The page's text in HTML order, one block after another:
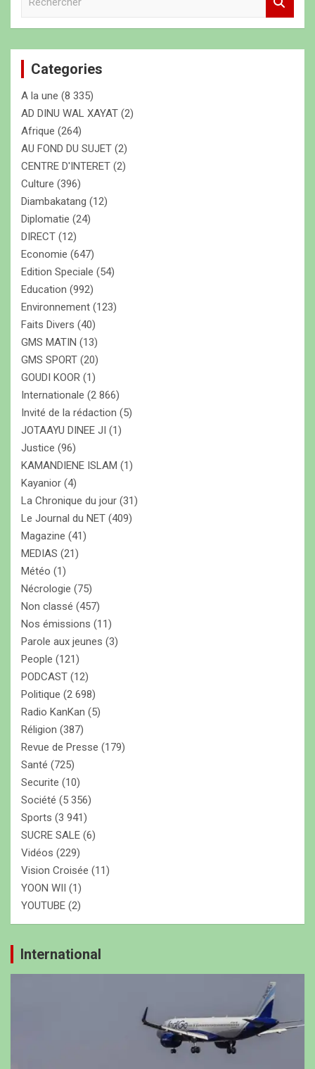
e
c
h
e
r
Categories
A la une (8 335)
AD DINU WAL XAYAT (2)
Afrique (264)
AU FOND DU SUJET (2)
CENTRE D'INTERET (2)
Culture (396)
Diambakatang (12)
Diplomatie (24)
DIRECT (12)
Economie (647)
Edition Speciale (54)
Education (992)
Environnement (123)
Faits Divers (40)
GMS MATIN (13)
GMS SPORT (20)
GOUDI KOOR (1)
Internationale (2 866)
Invité de la rédaction (5)
JOTAAYU DINEE JI (1)
Justice (96)
KAMANDIENE ISLAM (1)
Kayanior (4)
La Chronique du jour (31)
Le Journal du NET (409)
Magazine (41)
MEDIAS (21)
Météo (1)
Nécrologie (75)
Non classé (457)
Nos émissions (11)
Parole aux jeunes (3)
People (121)
PODCAST (12)
Politique (2 698)
Radio KanKan (5)
Réligion (387)
Revue de Presse (179)
Santé (725)
Securite (10)
Société (5 356)
Sports (3 941)
SUCRE SALE (6)
Vidéos (229)
Vision Croisée (11)
YOON WII (1)
YOUTUBE (2)
International